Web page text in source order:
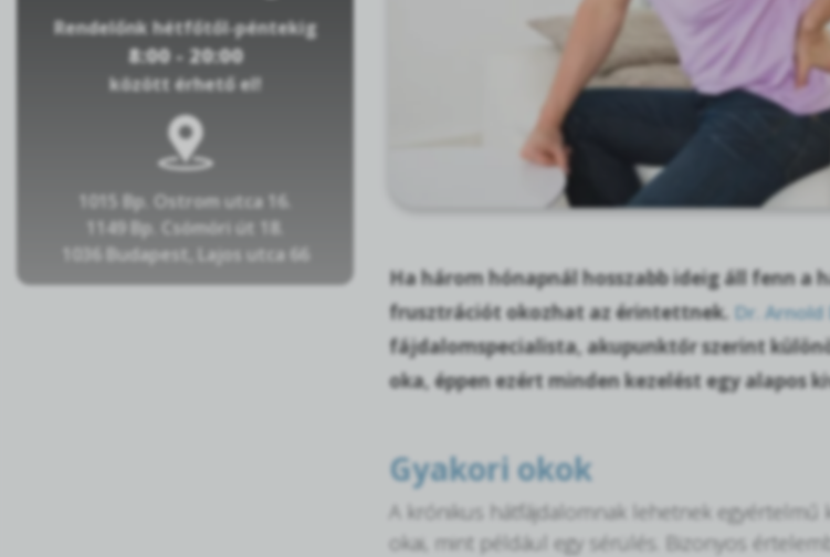
Rendelőnk hétfőtől-péntekig
8:00 - 20:00
között érhető el!
1015 Bp. Ostrom utca 16.
1149 Bp. Csömöri út 18.
1036 Budapest, Lajos utca 66
Ha három hónapnál hosszabb ideig áll fenn
frusztrációt okozhat az érintettnek. Dr. Arnold
fájdalomspecialista, akupunktőr szerint
oka, éppen ezért minden kezelést egy alapos
Gyakori okok
A krónikus hátfájdalomnak lehetnek egyértelmű
okai, mint például egy sérülés. Bizonyos